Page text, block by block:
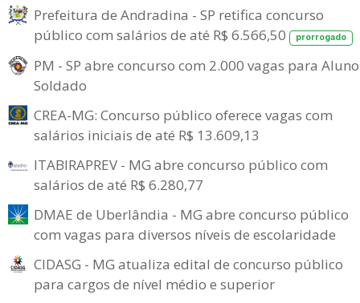
Prefeitura de Andradina - SP retifica concurso
público com salários de até R$ 6.566,50
prorrogado
PM - SP abre concurso com 2.000 vagas para
Soldado
CREA-MG: Concurso público oferece vagas com
salários iniciais de até R$ 13.609,13
ITABIRAPREV - MG abre concurso público com
salários de até R$ 6.280,77
DMAE de Uberlândia - MG abre concurso público
com vagas para diversos níveis de escolaridade
CIDASG - MG atualiza edital de concurso público
para cargos de nível médio e superior